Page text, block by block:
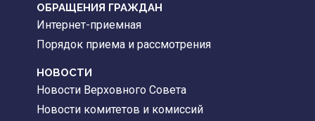
ОБРАЩЕНИЯ ГРАЖДАН
Интернет-приемная
Порядок приема и рассмотрения
НОВОСТИ
Новости Верховного Совета
Новости комитетов и комиссий